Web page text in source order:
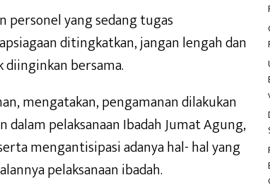
personel yang sedang tugas
ditingkatkan, jangan lengah dan
diinginkan bersama.
mengatakan, pengamanan dilakukan
pelaksanaan Ibadah Jumat Agung,
mengantisipasi adanya hal- hal yang
pelaksanaan ibadah.